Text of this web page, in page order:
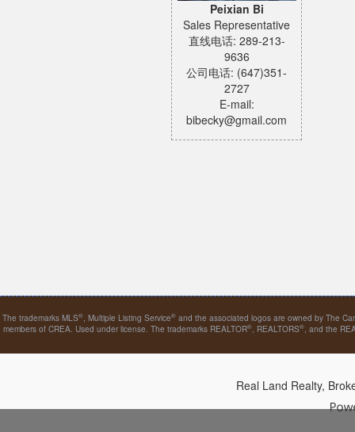
Peixian Bi
Sales Representative
直线电话: 289-213-
9636
公司电话: (647)351-
2727
E-mail:
bibecky@gmail.com
The trademarks MLS®, Multiple Listing Service®and the associated logos are owned by The
members of CREA. Used under license. The trademarks REALTOR®, REALTORS®, and the
Real Land Realty,